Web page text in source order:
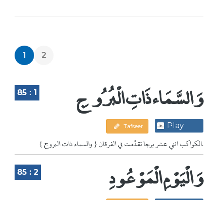
1 2
85 : 1 وَالسَّمَاء ذَاتِ الْبُرُوجِ
Tafseer Play
{ والسماء ذات البروج } الكواكب اثني عشر برجا تقدَّمت في الفرقان.
85 : 2 وَالْيَوْمِ الْمَوْعُودِ